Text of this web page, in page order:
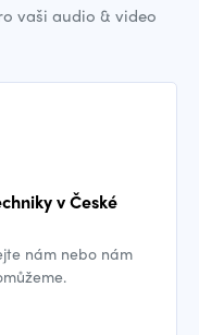
vaši audio & video
v České
nám nebo nám